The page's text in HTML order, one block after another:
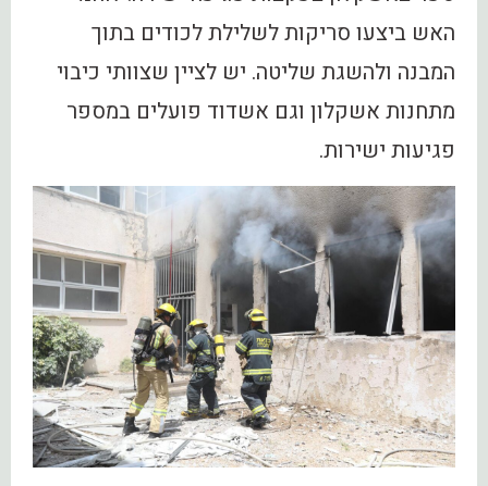
האש ביצעו סריקות לשלילת לכודים בתוך
המבנה ולהשגת שליטה. יש לציין שצוותי כיבוי
מתחנות אשקלון וגם אשדוד פועלים במספר
פגיעות ישירות.